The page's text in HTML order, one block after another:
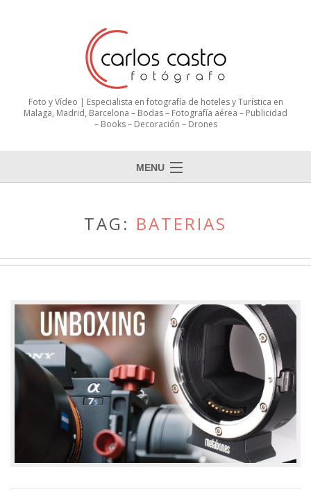
Foto y Vídeo | Especialista en fotografía de hoteles y Turística en
Malaga, Madrid, Barcelona – Bodas – Fotografía aérea – Publicidad
– Books – Decoración – Drones
MENU
TAG: BATERIAS